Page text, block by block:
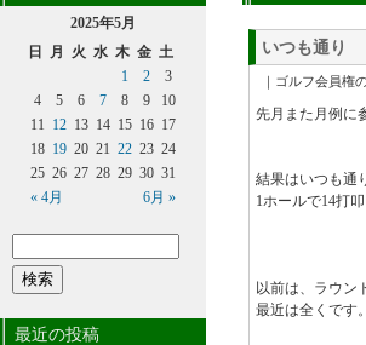
いつも通り
｜ゴルフ会員権
先月また月例に
結果はいつも通
1ホールで14打叩
以前は、ラウン
最近は全くです。
2025年5月
日
月 火 水 木 金 土
« 4月 6月 »
1 2
3
4
5 6 7 8 9
10
11 12 13 14 15 16 17
18 19 20 21 22 23 24
25 26 27 28 29 30 31
最近の投稿